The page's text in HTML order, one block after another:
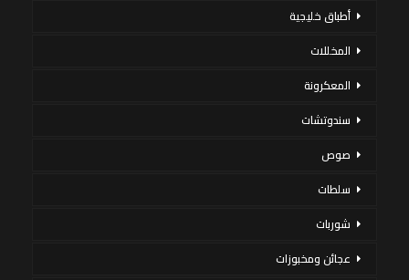
أطباق خليجية
المخللات
المعكرونة
سندوتشات
صوص
سلطات
شوربات
عجائن ومخبوزات